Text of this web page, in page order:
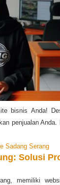
bisnis Anda!
penjualan Anda.
Sadang Serang
Solusi
memiliki